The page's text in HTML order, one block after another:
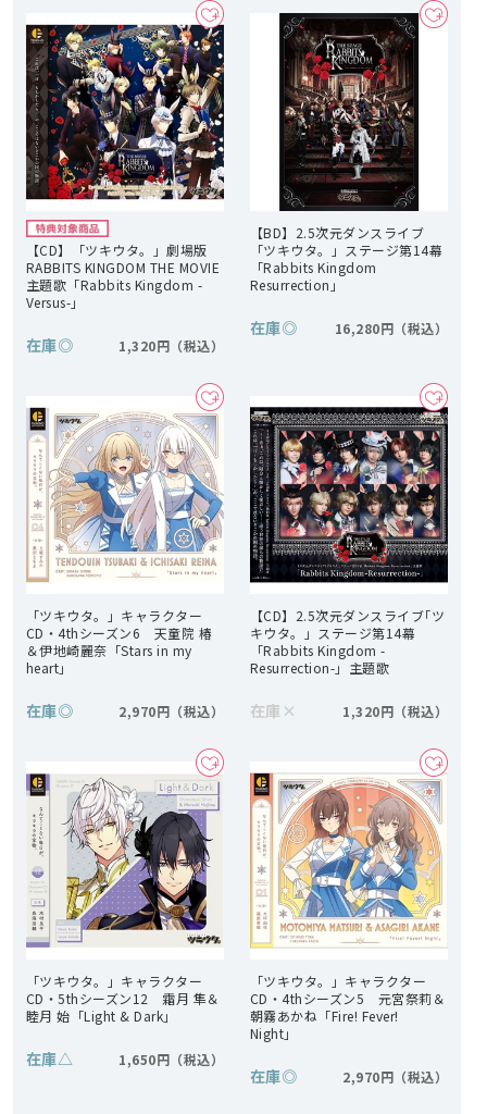
【CD】「ツキウタ。」劇場版
RABBITS KINGDOM THE MOVIE
主題歌「Rabbits Kingdom -
Versus-」
在庫◎ 1,320円
【BD】2.5次元ダンスライブ
「ツキウタ。」ステージ第14幕
「Rabbits Kingdom
Resurrection」
在庫◎ 16,280円
「ツキウタ。」キャラクター
CD・4thシーズン6 天童院 椿
＆伊地崎麗奈「Stars in my
heart」
在庫◎ 2,970円
【CD】2.5次元ダンスライブ｢ツ
キウタ。」ステージ第14幕
「Rabbits Kingdom -
Resurrection-」主題歌
在庫 × 1,320円
「ツキウタ。」キャラクター
CD・5thシーズン12 霜月 隼＆
睦月 始「Light & Dark」
在庫△ 1,650円
「ツキウタ。」キャラクター
CD・4thシーズン5 元宮祭莉＆
朝霧あかね「Fire! Fever!
Night」
在庫◎ 2,970円